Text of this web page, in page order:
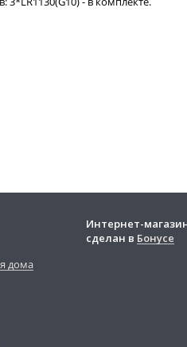
дома
Интернет-
сделан в Бонусе